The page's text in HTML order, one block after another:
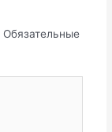
Обязательные